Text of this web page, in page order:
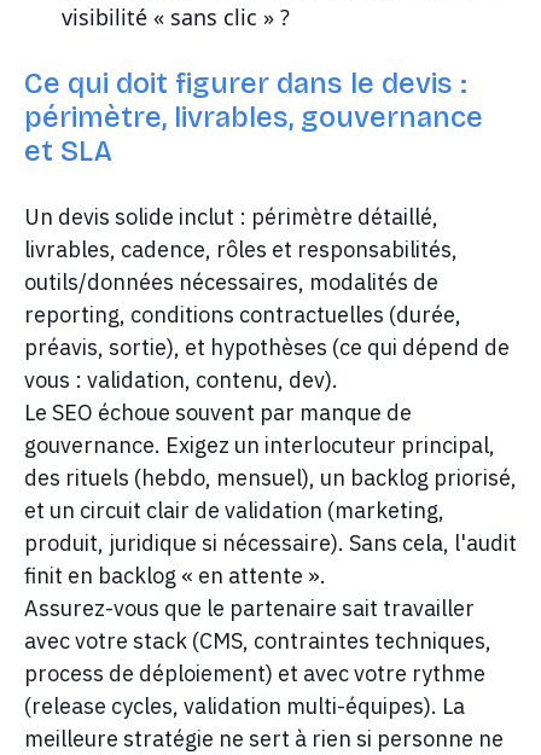
visibilité « sans clic » ?
Ce qui doit figurer dans le devis :
périmètre, livrables, gouvernance
et SLA
Un devis solide inclut : périmètre détaillé,
livrables, cadence, rôles et responsabilités,
outils/données nécessaires, modalités de
reporting, conditions contractuelles (durée,
préavis, sortie), et hypothèses (ce qui dépend de
vous : validation, contenu, dev).
Le SEO échoue souvent par manque de
gouvernance. Exigez un interlocuteur principal,
des rituels (hebdo, mensuel), un backlog priorisé,
et un circuit clair de validation (marketing,
produit, juridique si nécessaire). Sans cela, l'audit
finit en backlog « en attente ».
Assurez-vous que le partenaire sait travailler
avec votre stack (CMS, contraintes techniques,
process de déploiement) et avec votre rythme
(release cycles, validation multi-équipes). La
meilleure stratégie ne sert à rien si personne ne